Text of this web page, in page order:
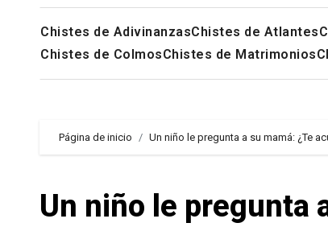
Chistes de AdivinanzasChistes de Atlantes
Chistes de ColmosChistes de Matrimonios
Página de inicio Un niño le pregunta a su mamá: ¿Te
Un niño le pregunta